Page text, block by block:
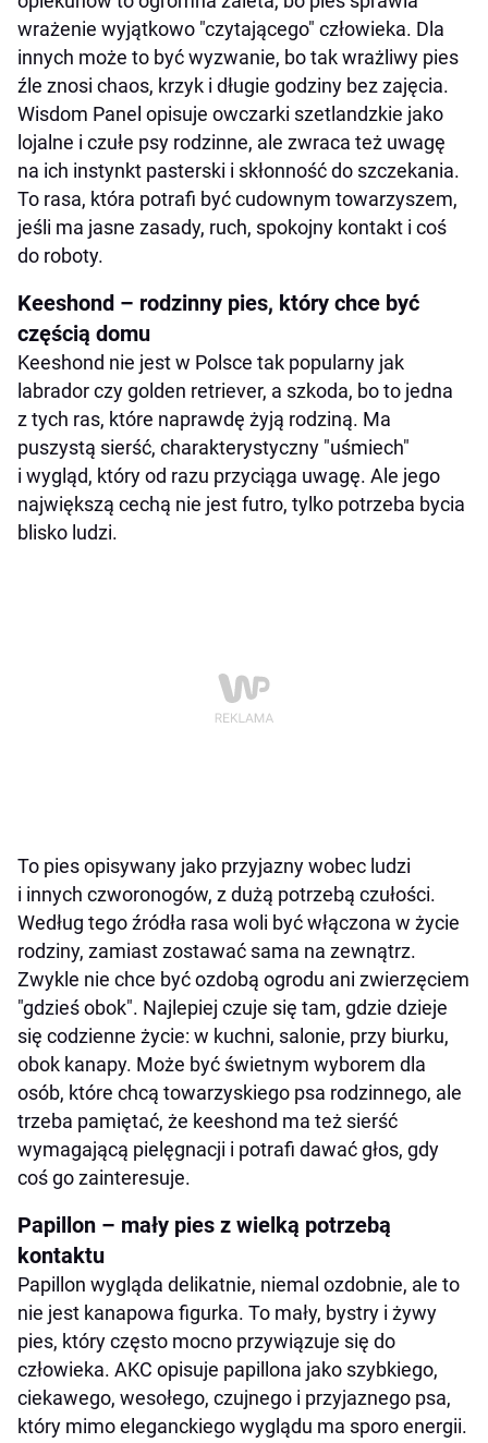
wrażenie wyjątkowo "czytającego" człowieka. Dla
innych może to być wyzwanie, bo tak wrażliwy pies
źle znosi chaos, krzyk i długie godziny bez zajęcia.
Wisdom Panel opisuje owczarki szetlandzkie jako
lojalne i czułe psy rodzinne, ale zwraca też uwagę
na ich instynkt pasterski i skłonność do szczekania.
To rasa, która potrafi być cudownym towarzyszem,
jeśli ma jasne zasady, ruch, spokojny kontakt i coś
do roboty.
Keeshond – rodzinny pies, który chce być
częścią domu
Keeshond nie jest w Polsce tak popularny jak
labrador czy golden retriever, a szkoda, bo to jedna
z tych ras, które naprawdę żyją rodziną. Ma
puszystą sierść, charakterystyczny "uśmiech"
i wygląd, który od razu przyciąga uwagę. Ale jego
największą cechą nie jest futro, tylko potrzeba bycia
blisko ludzi.
To pies opisywany jako przyjazny wobec ludzi
i innych czworonogów, z dużą potrzebą czułości.
Według tego źródła rasa woli być włączona w życie
rodziny, zamiast zostawać sama na zewnątrz.
Zwykle nie chce być ozdobą ogrodu ani zwierzęciem
"gdzieś obok". Najlepiej czuje się tam, gdzie dzieje
się codzienne życie: w kuchni, salonie, przy biurku,
obok kanapy. Może być świetnym wyborem dla
osób, które chcą towarzyskiego psa rodzinnego, ale
trzeba pamiętać, że keeshond ma też sierść
wymagającą pielęgnacji i potrafi dawać głos, gdy
coś go zainteresuje.
Papillon – mały pies z wielką potrzebą
kontaktu
Papillon wygląda delikatnie, niemal ozdobnie, ale to
nie jest kanapowa figurka. To mały, bystry i żywy
pies, który często mocno przywiązuje się do
człowieka. AKC opisuje papillona jako szybkiego,
ciekawego, wesołego, czujnego i przyjaznego psa,
który mimo eleganckiego wyglądu ma sporo energii.